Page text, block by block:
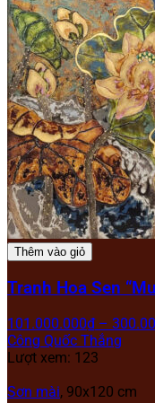
Thêm vào giỏ
Tranh Hoa Sen
101.000.000₫ –
Công Quốc Thắng
Lượt xem: 123
Sơn mài, 90x120 cm